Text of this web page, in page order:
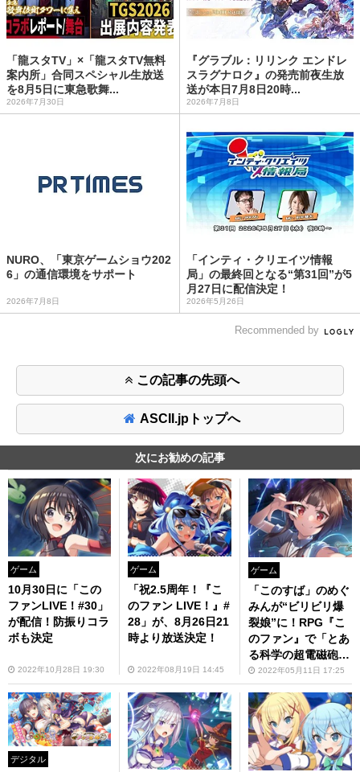
「龍スタTV」×「龍スタTV無料
案内所」合同スペシャル生放送
を8月5日に東急歌舞...
2026年7月30日
『グラブル：リリンク エンドレ
スラグナロク』の発売前夜生放
送が本日7月8日20時...
2026年7月8日
NURO、「東京ゲームショウ202
6」の通信環境をサポート
2026年7月8日
「インティ・クリエイツ情報
局」の最終回となる“第31回”が5
月27日に配信決定！
2026年5月26日
Recommended by
この記事の先頭へ
ASCII.jpトップへ
次にお勧めの記事
ゲーム
10月30日に「この
ファンLIVE！#30」
が配信！防振りコラ
ボも決定
2022年10月28日 19:30
ゲーム
「祝2.5周年！『こ
のファン LIVE！』#
28」が、8月26日21
時より放送決定！
2022年08月19日 14:45
ゲーム
「このすば」のめぐ
みんが“ビリビリ爆
裂娘”に！RPG『こ
のファン』で「とあ
る科学の超電磁砲
T」とのコラボ企画
が開催
2022年05月11日 17:25
デジタル